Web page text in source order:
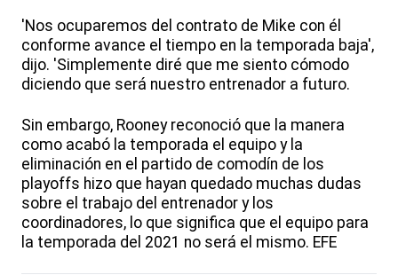
'Nos ocuparemos del contrato de Mike con él
conforme avance el tiempo en la temporada baja',
dijo. 'Simplemente diré que me siento cómodo
diciendo que será nuestro entrenador a futuro.
Sin embargo, Rooney reconoció que la manera
como acabó la temporada el equipo y la
eliminación en el partido de comodín de los
playoffs hizo que hayan quedado muchas dudas
sobre el trabajo del entrenador y los
coordinadores, lo que significa que el equipo para
la temporada del 2021 no será el mismo. EFE